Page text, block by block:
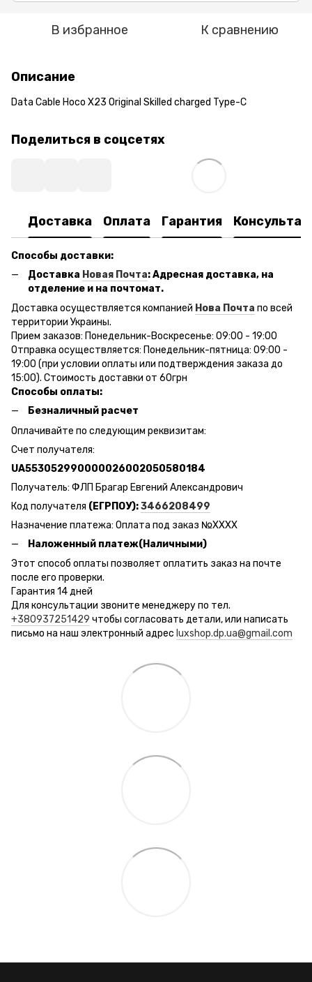
В избранное К сравнению
Описание
Data Cable Hoco X23 Original Skilled charged Type-C
Поделиться в соцсетях
Доставка Оплата Гарантия
Способы доставки:
Доставка Новая Почта: Адресная доставка, на
отделение и на почтомат.
Доставка осуществляется компанией Нова Почта по всей
территории Украины.
Прием заказов: Понедельник-Воскресенье: 09:00 - 19:00
Отправка осуществляется: Понедельник-пятница: 09:00 -
19:00 (при условии оплаты или подтверждения заказа до
15:00). Стоимость доставки от 60грн
Способы оплаты:
Безналичный расчет
Оплачивайте по следующим реквизитам:
Счет получателя:
UA553052990000026002050580184
Получатель: ФЛП Брагар Евгений Александрович
Код получателя (ЕГРПОУ):3466208499
Назначение платежа: Оплата под заказ №ХХХХ
Наложенный платеж(Наличными)
Этот способ оплаты позволяет оплатить заказ на почте
после его проверки.
Гарантия 14 дней
Для консультации звоните менеджеру по тел.
+380937251429 чтобы согласовать детали, или написать
письмо на наш электронный адрес luxshop.dp.ua@gmail.com